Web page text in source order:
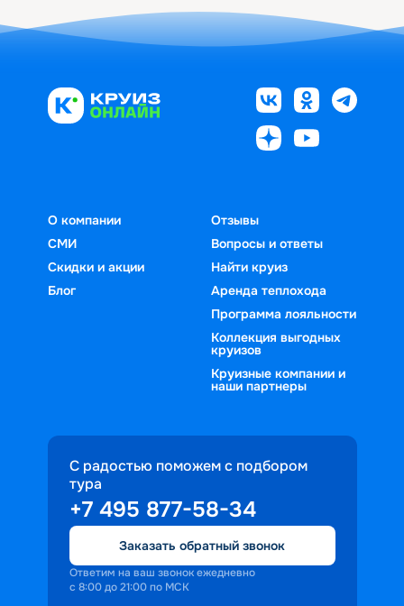
О компании
СМИ
Скидки и акции
Блог
Отзывы
Вопросы и ответы
Найти круиз
Аренда теплохода
Программа лояльности
Коллекция выгодных
круизов
Круизные компании и
наши партнеры
С радостью поможем с подбором
тура
+7 495 877-58-34
Заказать обратный звонок
Ответим на ваш звонок ежедневно
с 8:00 до 21:00 по МСК